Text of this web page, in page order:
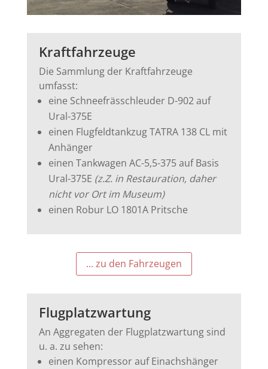
Kraftfahrzeuge
Die Sammlung der Kraftfahrzeuge
umfasst:
eine Schneefrässchleuder D-902 auf
Ural-375E
einen Flugfeldtankzug TATRA 138 CL mit
Anhänger
einen Tankwagen AC-5,5-375 auf Basis
Ural-375E (z.Z. in Restauration, daher
nicht vor Ort im Museum)
einen Robur LO 1801A Pritsche
... zu den Fahrzeugen
Flugplatzwartung
An Aggregaten der Flugplatzwartung sind
u. a. zu sehen:
einen Kompressor auf Einachshänger